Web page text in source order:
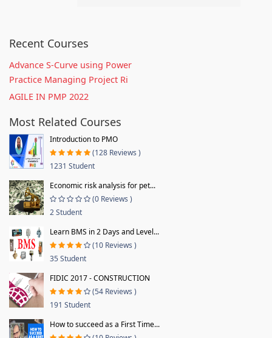
Recent Courses
Advance S-Curve using Power
Practice Managing Project Ri
AGILE IN PMP 2022
Most Related Courses
Introduction to PMO
(128 Reviews )
1231 Student
Economic risk analysis for pet...
(0 Reviews )
2 Student
Learn BMS in 2 Days and Level...
(10 Reviews )
35 Student
FIDIC 2017 - CONSTRUCTION
(54 Reviews )
191 Student
How to succeed as a First Time...